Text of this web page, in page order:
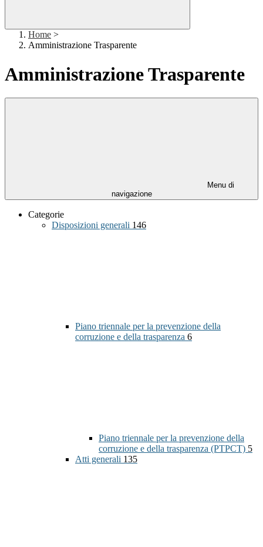
Home >
Amministrazione Trasparente
Amministrazione Trasparente
Menu di
navigazione
Categorie
Disposizioni generali 146
Piano triennale per la prevenzione della
corruzione e della trasparenza 6
Piano triennale per la prevenzione della
corruzione e della trasparenza (PTPCT) 5
Atti generali 135